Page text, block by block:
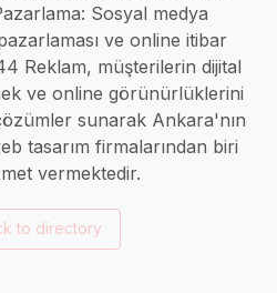
Sosyal medya
ve online itibar
Reklam, müşterilerin dijital
ve online görünürlüklerini
sunarak Ankara'nın
tasarım firmalarından biri
vermektedir.
to directory